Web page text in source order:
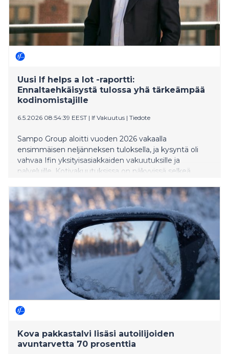
Uusi If helps a lot -raportti:
Ennaltaehkäisystä tulossa yhä tärkeämpää
kodinomistajille
6.5.2026 08:54:39 EEST | If Vakuutus | Tiedote
Sampo Group aloitti vuoden 2026 vakaalla
ensimmäisen neljänneksen tuloksella, ja kysyntä oli
vahvaa Ifin yksityisasiakkaiden vakuutuksille ja
palveluille. Kotivakuutuksissa on näkyvissä selkeä
vahinkojen ennaltaehkäisyyn.
Kova pakkastalvi lisäsi autoilijoiden
avuntarvetta 70 prosenttia